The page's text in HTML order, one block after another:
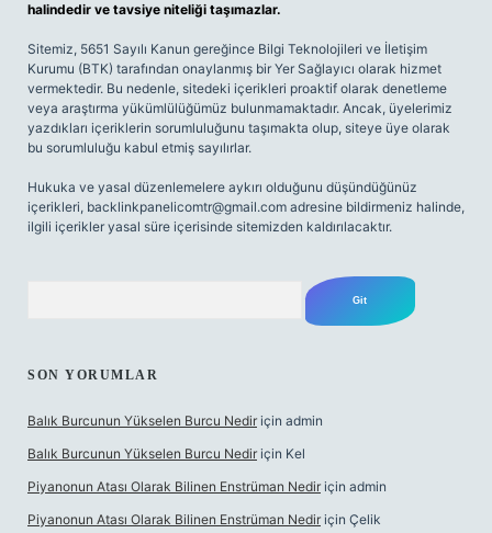
halindedir ve tavsiye niteliği taşımazlar.
Sitemiz, 5651 Sayılı Kanun gereğince Bilgi Teknolojileri ve İletişim
Kurumu (BTK) tarafından onaylanmış bir Yer Sağlayıcı olarak hizmet
vermektedir. Bu nedenle, sitedeki içerikleri proaktif olarak denetleme
veya araştırma yükümlülüğümüz bulunmamaktadır. Ancak, üyelerimiz
yazdıkları içeriklerin sorumluluğunu taşımakta olup, siteye üye olarak
bu sorumluluğu kabul etmiş sayılırlar.
Hukuka ve yasal düzenlemelere aykırı olduğunu düşündüğünüz
içerikleri, backlinkpanelicomtr@gmail.com adresine bildirmeniz halinde,
ilgili içerikler yasal süre içerisinde sitemizden kaldırılacaktır.
SON YORUMLAR
Balık Burcunun Yükselen Burcu Nedir için admin
Balık Burcunun Yükselen Burcu Nedir için Kel
Piyanonun Atası Olarak Bilinen Enstrüman Nedir için admin
Piyanonun Atası Olarak Bilinen Enstrüman Nedir için Çelik